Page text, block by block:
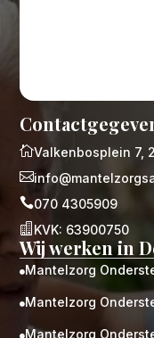
Valkenbosplein 7,

070 4305909
 KVK: 63900750
Wij werken in
Mantelzorg
Mantelzorg
Mantelzorg